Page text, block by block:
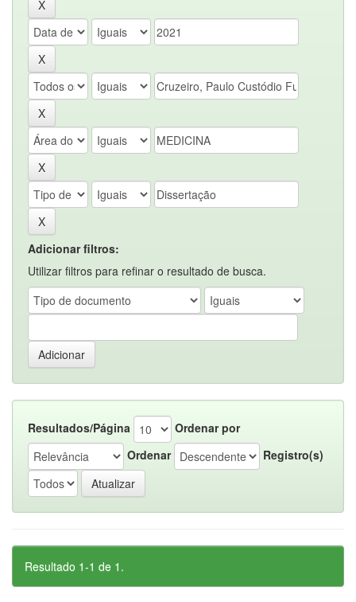
Adicionar filtros:
Utilizar filtros para refinar o resultado de busca.
Resultados/Página
Ordenar por
Ordenar
Registro(s)
Resultado 1-1 de 1.